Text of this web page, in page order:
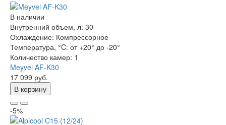
В наличии
Внутренний объем, л: 30
Охлаждение: Компрессорное
Температура, °C: от +20° до -20°
Количество камер: 1
Meyvel AF-K30
17 099 руб.
В корзину
-5%